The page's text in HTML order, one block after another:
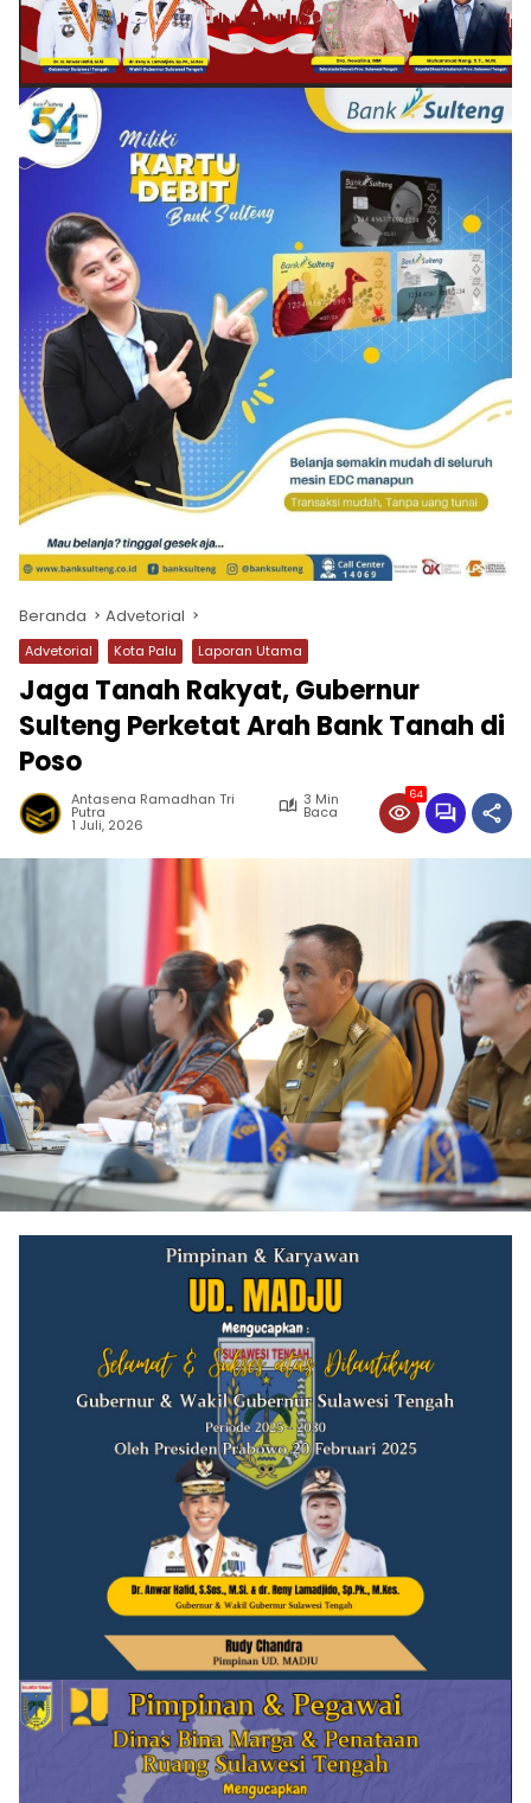
Beranda Advetorial
Advetorial Kota Palu Laporan Utama
Jaga Tanah Rakyat, Gubernur
Sulteng Perketat Arah Bank Tanah di
Poso
Antasena Ramadhan Tri
Putra
3 Min
Baca
1 Juli, 2026
64